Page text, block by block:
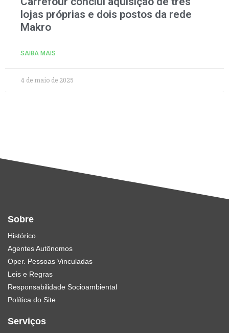
lojas próprias e dois postos da rede
Makro
SAIBA MAIS
4 de maio de 2025
Sobre
Histórico
Agentes Autônomos
Oper. Pessoas Vinculadas
Leis e Regras
Responsabilidade Socioambiental
Política do Site
Serviços